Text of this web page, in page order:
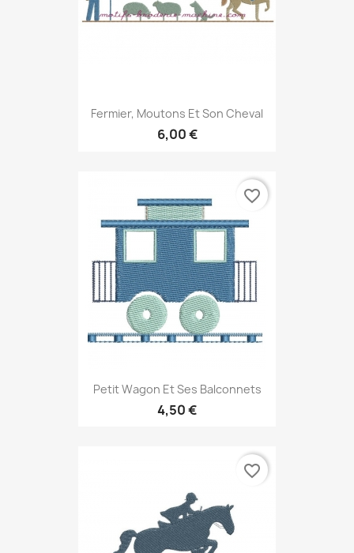
Fermier, Moutons Et Son Cheval
6,00 €
Petit Wagon Et Ses Balconnets
4,50 €
favorite_border
favorite_border